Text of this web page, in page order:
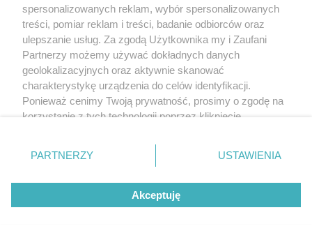
badanie USG jamy brzusznej
nieinwazyjny pomiar gęstości kości za
pomocą promieni RTG
przegląd stomatologiczny jamy ustnej
spersonalizowanych reklam, wybór spersonalizowanych
treści, pomiar reklam i treści, badanie odbiorców oraz
ulepszanie usług. Za zgodą Użytkownika my i Zaufani
Partnerzy możemy używać dokładnych danych
geolokalizacyjnych oraz aktywnie skanować
charakterystykę urządzenia do celów identyfikacji.
Ponieważ cenimy Twoją prywatność, prosimy o zgodę na
korzystanie z tych technologii poprzez kliknięcie
zmienić/wycofać klikając przycisk ustawień prywatności
znajdujący się w lewym dolnym rogu strony
rodzaje przetwarzania danych nie wymagają zgody
użytkownika, ale masz prawo sprzeciwić się takiemu
przetwarzaniu. Preferencje będą miały zastosowanie tylko
PARTNERZY USTAWIENIA
Akceptuję